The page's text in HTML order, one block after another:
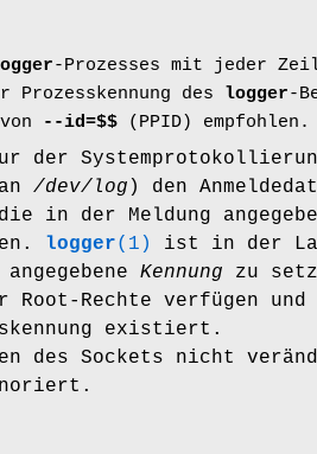
-Prozesses mit jeder
des logger-
--id=$$ (PPID) empfohlen.
der
/dev/log ) den
in der Meldung
logger(1)
ist in der
Kennung zu
Root-Rechte verfügen und
existiert.
des Sockets nicht